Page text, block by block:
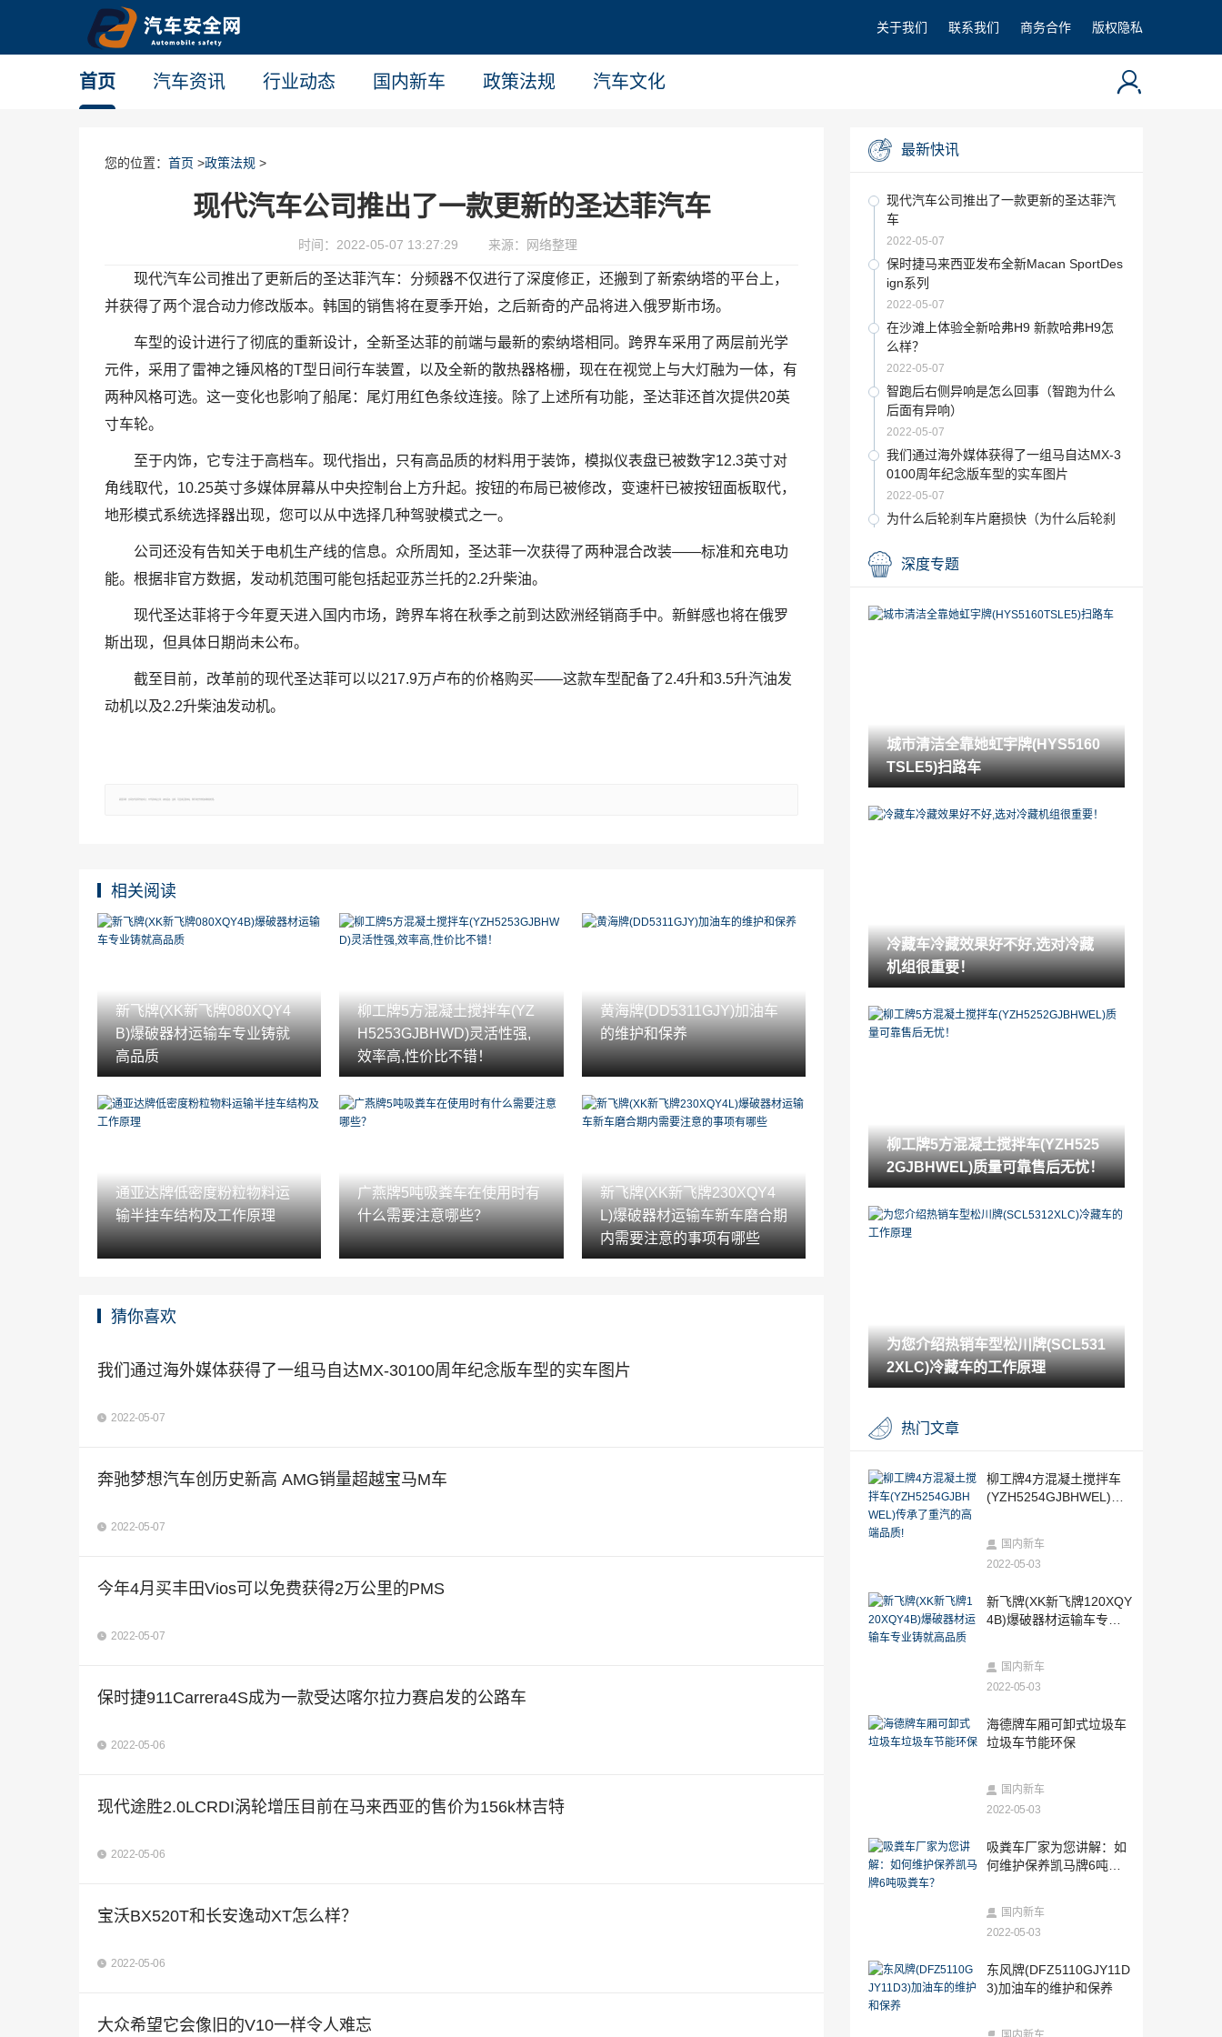
关于我们 联系我们 商务合作 版权隐私
首页 汽车资讯 行业动态 国内新车 政策法规 汽车文化
您的位置： 首页 >政策法规 >
现代汽车公司推出了一款更新的圣达菲汽车
时间：2022-05-07 13:27:29 来源：网络整理
现代汽车公司推出了更新后的圣达菲汽车：分频器不仅进行了深度修正，还搬到了新索纳塔的平台上，
并获得了两个混合动力修改版本。韩国的销售将在夏季开始，之后新奇的产品将进入俄罗斯市场。
车型的设计进行了彻底的重新设计，全新圣达菲的前端与最新的索纳塔相同。跨界车采用了两层前光学
元件，采用了雷神之锤风格的T型日间行车装置，以及全新的散热器格栅，现在在视觉上与大灯融为一体，有
两种风格可选。这一变化也影响了船尾：尾灯用红色条纹连接。除了上述所有功能，圣达菲还首次提供20英
寸车轮。
至于内饰，它专注于高档车。现代指出，只有高品质的材料用于装饰，模拟仪表盘已被数字12.3英寸对
角线取代，10.25英寸多媒体屏幕从中央控制台上方升起。按钮的布局已被修改，变速杆已被按钮面板取代，
地形模式系统选择器出现，您可以从中选择几种驾驶模式之一。
公司还没有告知关于电机生产线的信息。众所周知，圣达菲一次获得了两种混合改装——标准和充电功
能。根据非官方数据，发动机范围可能包括起亚苏兰托的2.2升柴油。
现代圣达菲将于今年夏天进入国内市场，跨界车将在秋季之前到达欧洲经销商手中。新鲜感也将在俄罗
斯出现，但具体日期尚未公布。
截至目前，改革前的现代圣达菲可以以217.9万卢布的价格购买——这款车型配备了2.4升和3.5升汽油发
动机以及2.2升柴油发动机。
郑重声明：文章仅代表原作者观点，不代表本站立场；如有侵权、违规，可直接反馈本站，我们将会作修改或删除处理。
相关阅读
新飞牌(XK新飞牌080XQY4
B)爆破器材运输车专业铸就
高品质
柳工牌5方混凝土搅拌车(YZ
H5253GJBHWD)灵活性强,
效率高,性价比不错！
黄海牌(DD5311GJY)加油车
的维护和保养
通亚达牌低密度粉粒物料运
输半挂车结构及工作原理
广燕牌5吨吸粪车在使用时有
什么需要注意哪些？
新飞牌(XK新飞牌230XQY4
L)爆破器材运输车新车磨合期
内需要注意的事项有哪些
猜你喜欢
我们通过海外媒体获得了一组马自达MX-30100周年纪念版车型的实车图片
2022-05-07
奔驰梦想汽车创历史新高 AMG销量超越宝马M车
2022-05-07
今年4月买丰田Vios可以免费获得2万公里的PMS
2022-05-07
保时捷911Carrera4S成为一款受达喀尔拉力赛启发的公路车
2022-05-06
现代途胜2.0LCRDI涡轮增压目前在马来西亚的售价为156k林吉特
2022-05-06
宝沃BX520T和长安逸动XT怎么样？
2022-05-06
大众希望它会像旧的V10一样令人难忘
最新快讯
现代汽车公司推出了一款更新的圣达菲汽
车
2022-05-07
保时捷马来西亚发布全新Macan SportDes
ign系列
2022-05-07
在沙滩上体验全新哈弗H9 新款哈弗H9怎
么样？
2022-05-07
智跑后右侧异响是怎么回事（智跑为什么
后面有异响）
2022-05-07
我们通过海外媒体获得了一组马自达MX-3
0100周年纪念版车型的实车图片
2022-05-07
为什么后轮刹车片磨损快（为什么后轮刹
2022-05-07
2022-05-07
2022-05-07
奔驰梦想汽车创历史新高 AMG销量超越宝
马M车
2022-05-07
2022-05-07
汽车刹车异响是啥原因（汽车刹车为什么
异响）
汽车前面的塑料部分叫什么（汽车前面的
2022-05-07
宝马机油测量正确方法（测量机油的正确
方法）
日产IDxFreeflow概念车将在东京生产的R
WD跑车上亮相
改进后的福特GT成为第一辆时速300英里
的合法街车
2022-05-07
力赛启发的公路车
丰田发布了福瑟新车型的预告片
2022-05-06
限量版HSV科罗拉多SportsCatR亮相
2020沃尔沃S60将不提供柴油发动机
2022-05-06
现代预言概念车是一款没有方向盘的时尚
现代途胜2.0LCRDI涡轮增压目前在马来西
亚的售价为156k林吉特
玛莎拉蒂GranTurismo获得免费步行治疗
2021年12月30日整理发布：宝马宣布支持
苹果iPhone数字汽车钥匙
新款MG 31.5L和新款Zotye T30怎么样？
福特全顺风俗在四月再次被证明是最畅销
的
深度专题
城市清洁全靠她虹宇牌(HYS5160
TSLE5)扫路车
冷藏车冷藏效果好不好,选对冷藏
机组很重要！
柳工牌5方混凝土搅拌车(YZH525
2GJBHWEL)质量可靠售后无忧！
为您介绍热销车型松川牌(SCL531
2XLC)冷藏车的工作原理
热门文章
柳工牌4方混凝土搅拌车
(YZH5254GJBHWEL)传
国内新车
2022-05-03
新飞牌(XK新飞牌120XQY
4B)爆破器材运输车专业
国内新车
2022-05-03
海德牌车厢可卸式垃圾车
垃圾车节能环保
国内新车
2022-05-03
吸粪车厂家为您讲解：如
何维护保养凯马牌6吨吸
国内新车
2022-05-03
东风牌(DFZ5110GJY11D
3)加油车的维护和保养